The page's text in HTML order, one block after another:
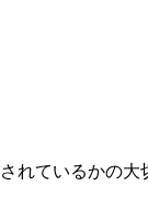
れているかの大